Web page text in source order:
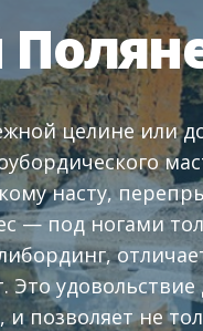
целине или
насту,
— под ногами
Это
и позволяет не